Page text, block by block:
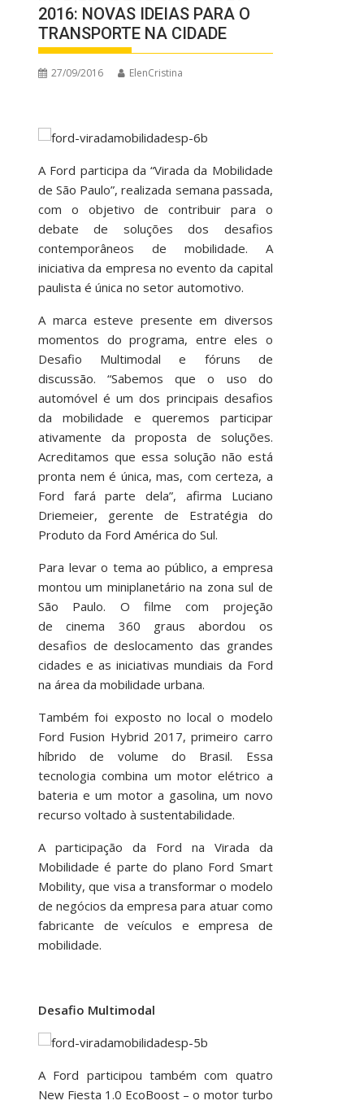
2016: NOVAS IDEIAS PARA O
TRANSPORTE NA CIDADE
27/09/2016 ElenCristina
A Ford participa da “Virada da Mobilidade
de São Paulo”, realizada semana passada,
com o objetivo de contribuir para o
debate de soluções dos desafios
contemporâneos de mobilidade. A
iniciativa da empresa no evento da capital
paulista é única no setor automotivo.
A marca esteve presente em diversos
momentos do programa, entre eles o
Desafio Multimodal e fóruns de
discussão. “Sabemos que o uso do
automóvel é um dos principais desafios
da mobilidade e queremos participar
ativamente da proposta de soluções.
Acreditamos que essa solução não está
pronta nem é única, mas, com certeza, a
Ford fará parte dela”, afirma Luciano
Driemeier, gerente de Estratégia do
Produto da Ford América do Sul.
Para levar o tema ao público, a empresa
montou um miniplanetário na zona sul de
São Paulo. O filme com projeção
de cinema 360 graus abordou os
desafios de deslocamento das grandes
cidades e as iniciativas mundiais da Ford
na área da mobilidade urbana.
Também foi exposto no local o modelo
Ford Fusion Hybrid 2017, primeiro carro
híbrido de volume do Brasil. Essa
tecnologia combina um motor elétrico a
bateria e um motor a gasolina, um novo
recurso voltado à sustentabilidade.
A participação da Ford na Virada da
Mobilidade é parte do plano Ford Smart
Mobility, que visa a transformar o modelo
de negócios da empresa para atuar como
fabricante de veículos e empresa de
mobilidade.
Desafio Multimodal
A Ford participou também com quatro
New Fiesta 1.0 EcoBoost – o motor turbo